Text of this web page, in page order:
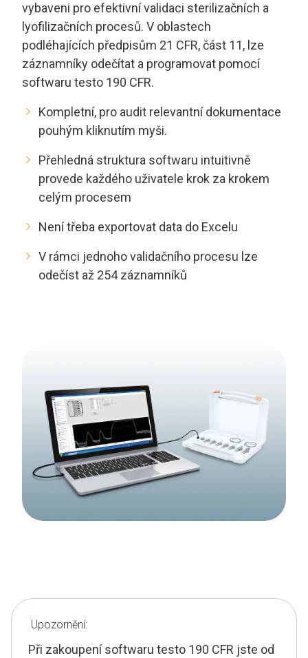
vybaveni pro efektivní validaci sterilizačních a
lyofilizačních procesů. V oblastech
podléhajících předpisům 21 CFR, část 11, lze
záznamníky odečítat a programovat pomocí
softwaru testo 190 CFR.
Kompletní, pro audit relevantní dokumentace
pouhým kliknutím myši.
Přehledná struktura softwaru intuitivně
provede každého uživatele krok za krokem
celým procesem
Není třeba exportovat data do Excelu
V rámci jednoho validačního procesu lze
odečíst až 254 záznamníků
Upozornění:
Při zakoupení softwaru testo 190 CFR jste od